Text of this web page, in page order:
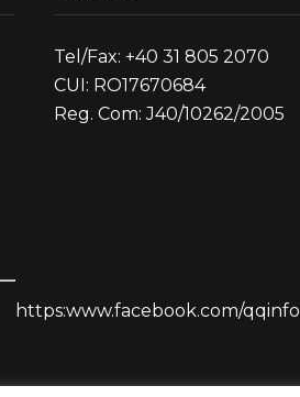
Tel/Fax: +40 31 805 2070
CUI: RO17670684
Reg. Com: J40/10262/2005
https:www.facebook.com/qqinfo